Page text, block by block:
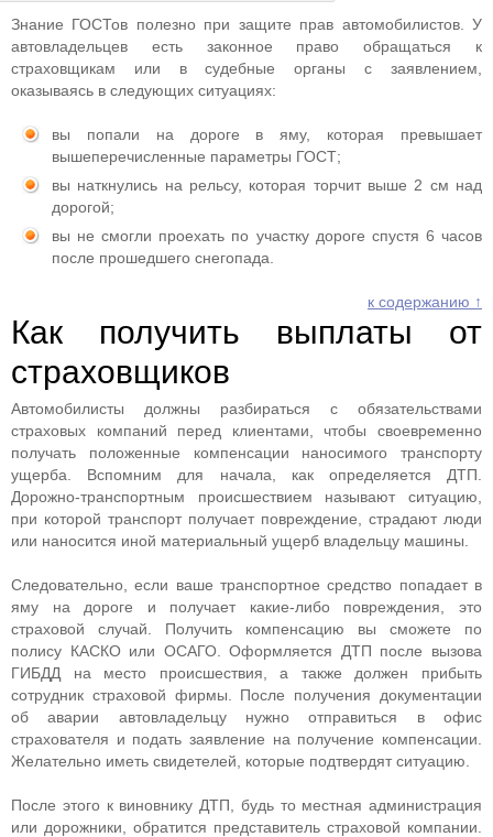
Знание ГОСТов полезно при защите прав автомобилистов. У
автовладельцев есть законное право обращаться к
страховщикам или в судебные органы с заявлением,
оказываясь в следующих ситуациях:
вы попали на дороге в яму, которая превышает
вышеперечисленные параметры ГОСТ;
вы наткнулись на рельсу, которая торчит выше 2 см над
дорогой;
вы не смогли проехать по участку дороге спустя 6 часов
после прошедшего снегопада.
к содержанию ↑
Как получить выплаты от
страховщиков
Автомобилисты должны разбираться с обязательствами
страховых компаний перед клиентами, чтобы своевременно
получать положенные компенсации наносимого транспорту
ущерба. Вспомним для начала, как определяется ДТП.
Дорожно-транспортным происшествием называют ситуацию,
при которой транспорт получает повреждение, страдают люди
или наносится иной материальный ущерб владельцу машины.
Следовательно, если ваше транспортное средство попадает в
яму на дороге и получает какие-либо повреждения, это
страховой случай. Получить компенсацию вы сможете по
полису КАСКО или ОСАГО. Оформляется ДТП после вызова
ГИБДД на место происшествия, а также должен прибыть
сотрудник страховой фирмы. После получения документации
об аварии автовладельцу нужно отправиться в офис
страхователя и подать заявление на получение компенсации.
Желательно иметь свидетелей, которые подтвердят ситуацию.
После этого к виновнику ДТП, будь то местная администрация
или дорожники, обратится представитель страховой компании.